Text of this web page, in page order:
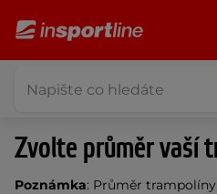
Zvolte průměr vaší
Poznámka: Průměr